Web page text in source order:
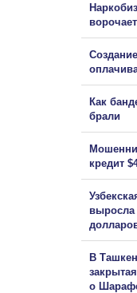
Как
брали
кредит
В
о